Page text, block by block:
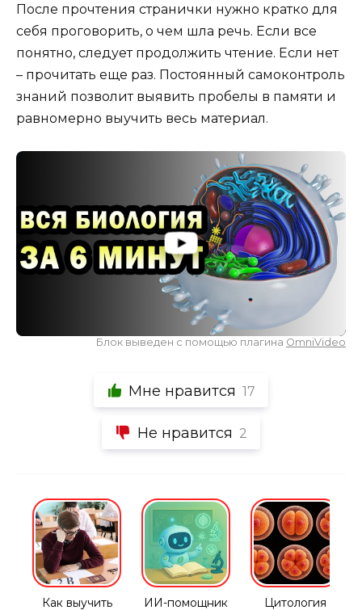
После прочтения странички нужно кратко для
себя проговорить, о чем шла речь. Если все
понятно, следует продолжить чтение. Если нет
– прочитать еще раз. Постоянный самоконтроль
знаний позволит выявить пробелы в памяти и
равномерно выучить весь материал.
Блок выведен с помощью плагина OmniVideo
Мне нравится 17
Не нравится 2
Как выучить ИИ-помощник Цитология